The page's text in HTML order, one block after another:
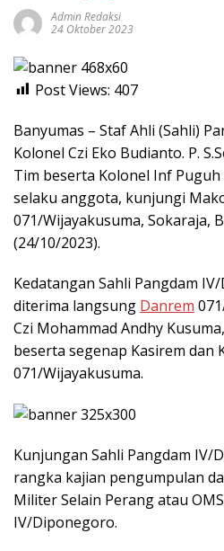
Admin Redaksi
24 Oktober 2023
Post Views: 407
Banyumas – Staf Ahli (Sahli)
Kolonel Czi Eko Budianto. P.
Tim beserta Kolonel Inf Puguh
selaku anggota, kunjungi
071/Wijayakusuma, Sokaraja,
(24/10/2023).
Kedatangan Sahli Pangdam
diterima langsung Danrem
Czi Mohammad Andhy
beserta segenap Kasirem dan
071/Wijayakusuma.
Kunjungan Sahli Pangdam IV/
rangka kajian pengumpulan
Militer Selain Perang atau
IV/Diponegoro.